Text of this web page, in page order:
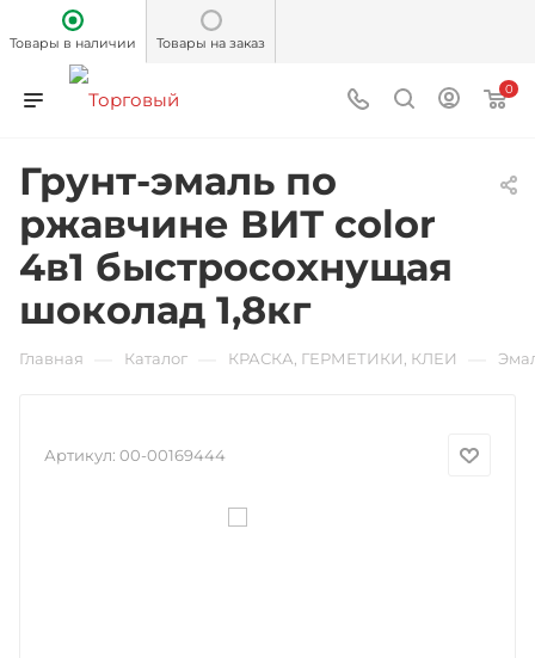
Товары в наличии Товары на заказ
0
Грунт-эмаль по
ржавчине ВИТ color
4в1 быстросохнущая
шоколад 1,8кг
Главная Каталог КРАСКА, ГЕРМЕТИКИ, КЛЕИ
Артикул: 00-00169444